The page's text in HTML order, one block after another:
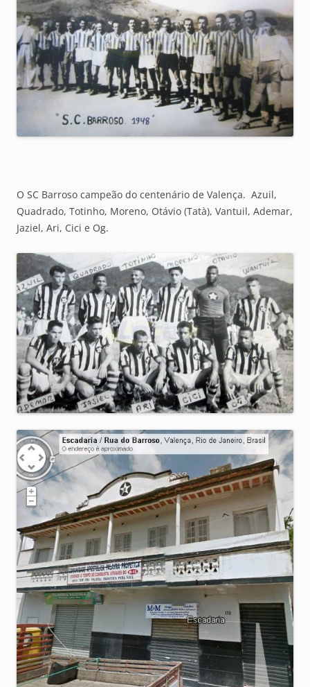
O SC Barroso campeão do centenário de Valença. Azuil,
Quadrado, Totinho, Moreno, Otávio (Tatà), Vantuil, Ademar,
Jaziel, Ari, Cici e Og.